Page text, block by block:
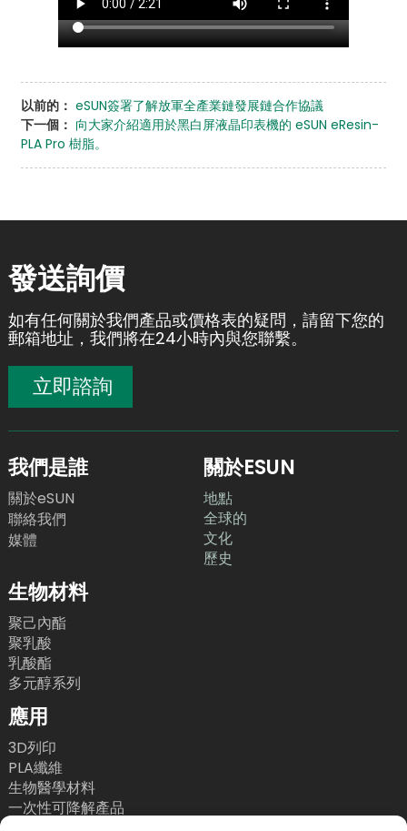
以前的： eSUN簽署了解放軍全產業鏈發展鏈合作協議
下一個： 向大家介紹適用於黑白屏液晶印表機的 eSUN eResin-
PLA Pro 樹脂。
發送詢價
如有任何關於我們產品或價格表的疑問，請留下您的
郵箱地址，我們將在24小時內與您聯繫。
立即諮詢
我們是誰
關於eSUN
聯絡我們
媒體
關於ESUN
地點
全球的
文化
歷史
生物材料
聚己內酯
聚乳酸
乳酸酯
多元醇系列
應用
3D列印
PLA纖維
生物醫學材料
一次性可降解產品